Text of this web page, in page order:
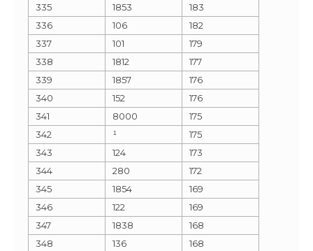
335
1853
183
336
106
182
337
101
179
338
1812
177
339
1857
176
340
152
176
341
8000
175
342
¹
175
343
124
173
344
280
172
345
1854
169
346
122
169
347
1838
168
348
136
168